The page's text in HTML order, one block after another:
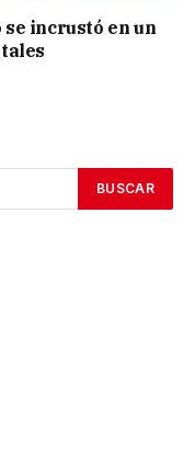
incrustó en un